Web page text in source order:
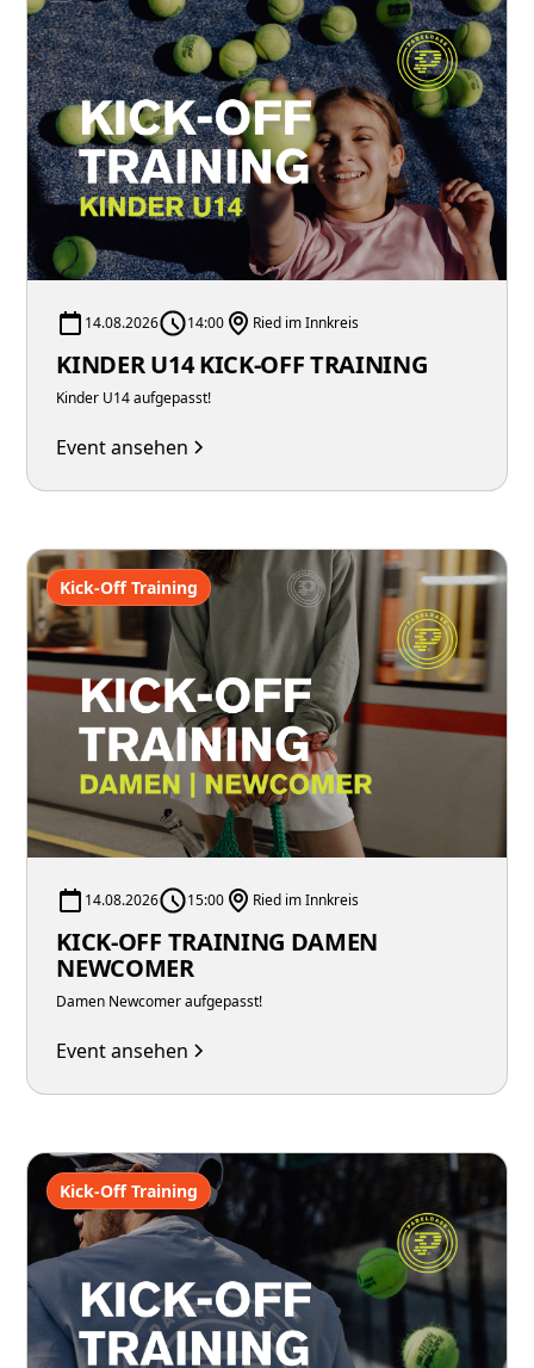
14.08.2026 14:00 Ried im Innkreis
KINDER U14 KICK-OFF TRAINING
Kinder U14 aufgepasst!
Event ansehen
Kick-Off Training
14.08.2026 15:00 Ried im Innkreis
KICK-OFF TRAINING DAMEN
NEWCOMER
Damen Newcomer aufgepasst!
Event ansehen
Kick-Off Training